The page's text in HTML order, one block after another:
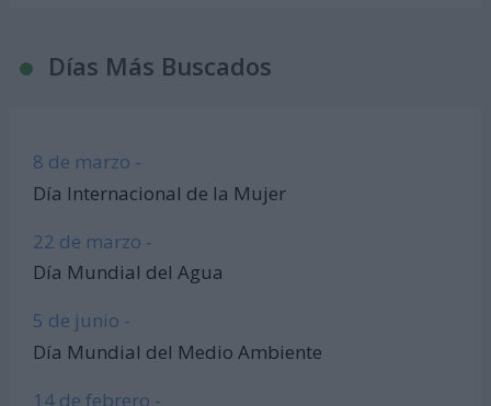
Días Más Buscados
8 de marzo -
Día Internacional de la Mujer
22 de marzo -
Día Mundial del Agua
5 de junio -
Día Mundial del Medio Ambiente
14 de febrero -